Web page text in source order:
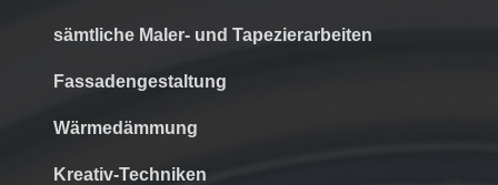
sämtliche Maler- und Tapezierarbeiten
Fassadengestaltung
Wärmedämmung
Kreativ-Techniken